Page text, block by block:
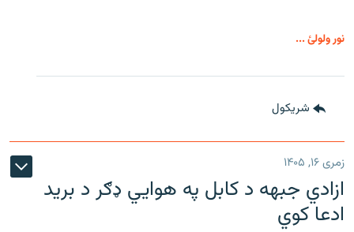
نور ولولئ ...
شريکول
زمری ۱۶, ۱۴۰۵
ازادي جبهه د کابل په هوايي ډګر د برید
ادعا کوي